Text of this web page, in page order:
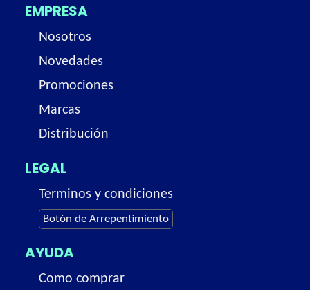
EMPRESA
Nosotros
Novedades
Promociones
Marcas
Distribución
LEGAL
Terminos y condiciones
Botón de Arrepentimiento
AYUDA
Como comprar